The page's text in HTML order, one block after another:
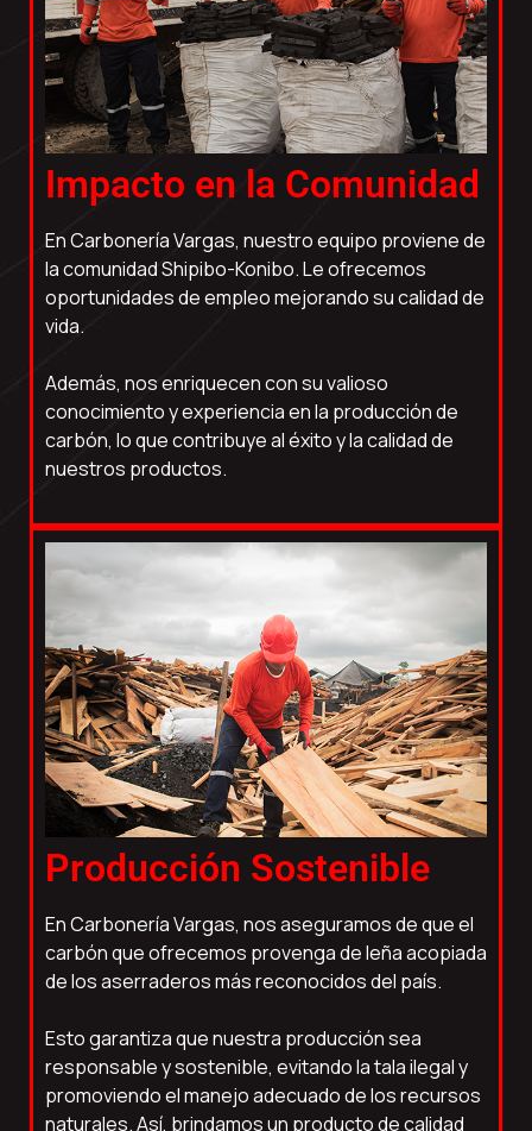
Impacto en la Comunidad
En Carbonería Vargas, nuestro equipo proviene de
la comunidad Shipibo-Konibo. Le ofrecemos
oportunidades de empleo mejorando su calidad de
vida.
Además, nos enriquecen con su valioso
conocimiento y experiencia en la producción de
carbón, lo que contribuye al éxito y la calidad de
nuestros productos.
Producción Sostenible
En Carbonería Vargas, nos aseguramos de que el
carbón que ofrecemos provenga de leña acopiada
de los aserraderos más reconocidos del país.
Esto garantiza que nuestra producción sea
responsable y sostenible, evitando la tala ilegal y
promoviendo el manejo adecuado de los recursos
naturales. Así, brindamos un producto de calidad